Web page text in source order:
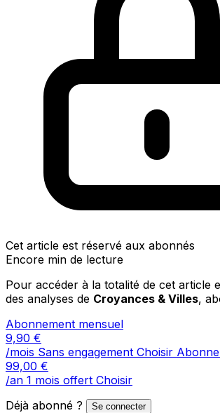
Cet article est réservé aux abonnés
Encore min de lecture
Pour accéder à la totalité de cet article
des analyses de Croyances & Villes,
Abonnement mensuel
9,90 €
/mois Sans engagement Choisir
99,00 €
/an 1 mois offert Choisir
Déjà abonné ?
Se connecter